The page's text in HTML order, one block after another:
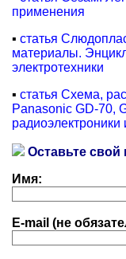
применения
▪ статья
материалы.
электротехники
▪ статья Схема,
Panasonic GD-70,
радиоэлектроники
Оставьте свой
Имя:
E-mail (не